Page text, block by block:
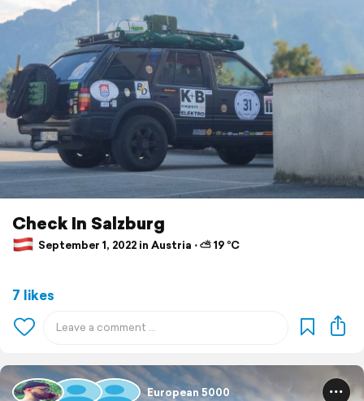
Check In Salzburg
September 1, 2022 in Austria ⋅ ⛅ 19 °C
7 likes
European 5000